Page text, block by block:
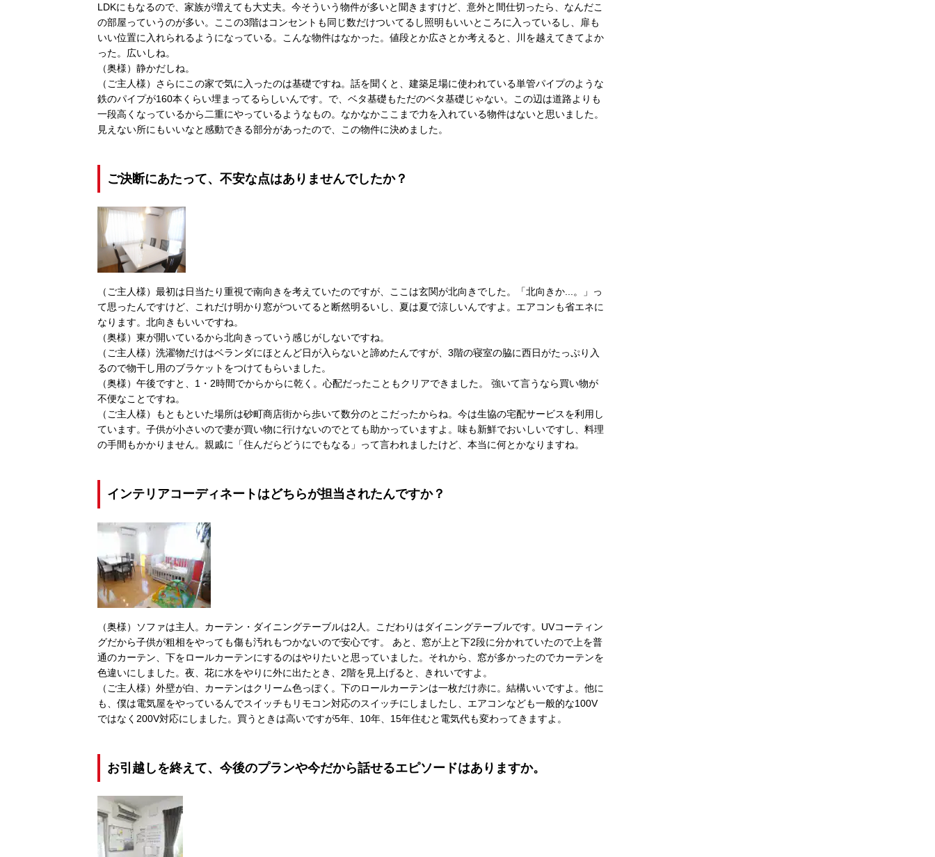
LDKにもなるので、家族が増えても大丈夫。今そういう物件が多いと聞きますけど、意外と間仕切ったら、なんだこ
の部屋っていうのが多い。ここの3階はコンセントも同じ数だけついてるし照明もいいところに入っているし、扉も
いい位置に入れられるようになっている。こんな物件はなかった。値段とか広さとか考えると、川を越えてきてよか
った。広いしね。
（奥様）静かだしね。
（ご主人様）さらにこの家で気に入ったのは基礎ですね。話を聞くと、建築足場に使われている単管パイプのような
鉄のパイプが160本くらい埋まってるらしいんです。で、ベタ基礎もただのベタ基礎じゃない。この辺は道路よりも
一段高くなっているから二重にやっているようなもの。なかなかここまで力を入れている物件はないと思いました。
見えない所にもいいなと感動できる部分があったので、この物件に決めました。
ご決断にあたって、不安な点はありませんでしたか？
（ご主人様）最初は日当たり重視で南向きを考えていたのですが、ここは玄関が北向きでした。「北向きか...。」っ
て思ったんですけど、これだけ明かり窓がついてると断然明るいし、夏は夏で涼しいんですよ。エアコンも省エネに
なります。北向きもいいですね。
（奥様）東が開いているから北向きっていう感じがしないですね。
（ご主人様）洗濯物だけはベランダにほとんど日が入らないと諦めたんですが、3階の寝室の脇に西日がたっぷり入
るので物干し用のブラケットをつけてもらいました。
（奥様）午後ですと、1・2時間でからからに乾く。心配だったこともクリアできました。 強いて言うなら買い物が
不便なことですね。
（ご主人様）もともといた場所は砂町商店街から歩いて数分のとこだったからね。今は生協の宅配サービスを利用し
ています。子供が小さいので妻が買い物に行けないのでとても助かっていますよ。味も新鮮でおいしいですし、料理
の手間もかかりません。親戚に「住んだらどうにでもなる」って言われましたけど、本当に何とかなりますね。
インテリアコーディネートはどちらが担当されたんですか？
（奥様）ソファは主人。カーテン・ダイニングテーブルは2人。こだわりはダイニングテーブルです。UVコーティン
グだから子供が粗相をやっても傷も汚れもつかないので安心です。 あと、窓が上と下2段に分かれていたので上を普
通のカーテン、下をロールカーテンにするのはやりたいと思っていました。それから、窓が多かったのでカーテンを
色違いにしました。夜、花に水をやりに外に出たとき、2階を見上げると、きれいですよ。
（ご主人様）外壁が白、カーテンはクリーム色っぽく。下のロールカーテンは一枚だけ赤に。結構いいですよ。他に
も、僕は電気屋をやっているんでスイッチもリモコン対応のスイッチにしましたし、エアコンなども一般的な100V
ではなく200V対応にしました。買うときは高いですが5年、10年、15年住むと電気代も変わってきますよ。
お引越しを終えて、今後のプランや今だから話せるエピソードはありますか。